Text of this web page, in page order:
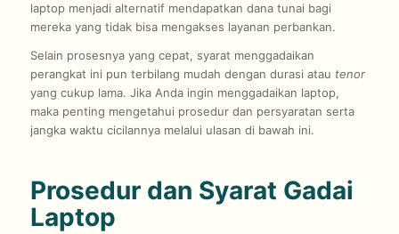
laptop menjadi alternatif mendapatkan dana tunai bagi
mereka yang tidak bisa mengakses layanan perbankan.
Selain prosesnya yang cepat, syarat menggadaikan
perangkat ini pun terbilang mudah dengan durasi atau tenor
yang cukup lama. Jika Anda ingin menggadaikan laptop,
maka penting mengetahui prosedur dan persyaratan serta
jangka waktu cicilannya melalui ulasan di bawah ini.
Prosedur dan Syarat Gadai
Laptop